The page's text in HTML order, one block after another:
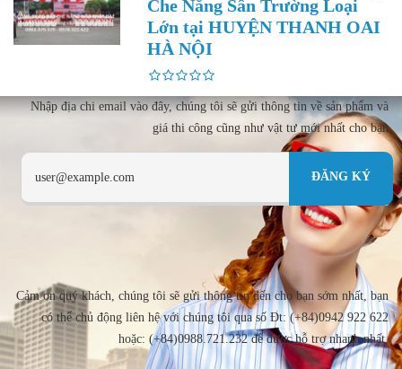
Che Nắng Sân Trường Loại
Lớn tại HUYỆN THANH OAI
HÀ NỘI
Nhập địa chi email vào đây, chúng tôi sẽ gửi thông tin về sản phẩm và
giá thi công cũng như vật tư mới nhất cho bạn
Cảm ơn quý khách, chúng tôi sẽ gửi thông tin đến cho bạn sớm nhất, bạn
có thể chủ động liên hệ với chúng tôi qua số Đt: (+84)0942 922 622
hoặc: (+84)0988.721.232 để được hỗ trợ nhanh nhất.